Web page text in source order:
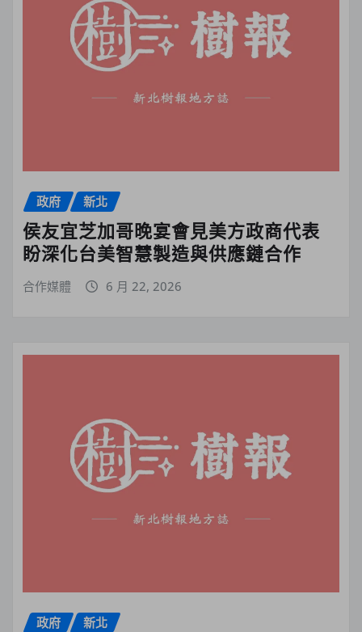
政府 新北
侯友宜芝加哥晚宴會見美方政商代表
盼深化台美智慧製造與供應鏈合作
合作媒體 6 月 22, 2026
政府 新北